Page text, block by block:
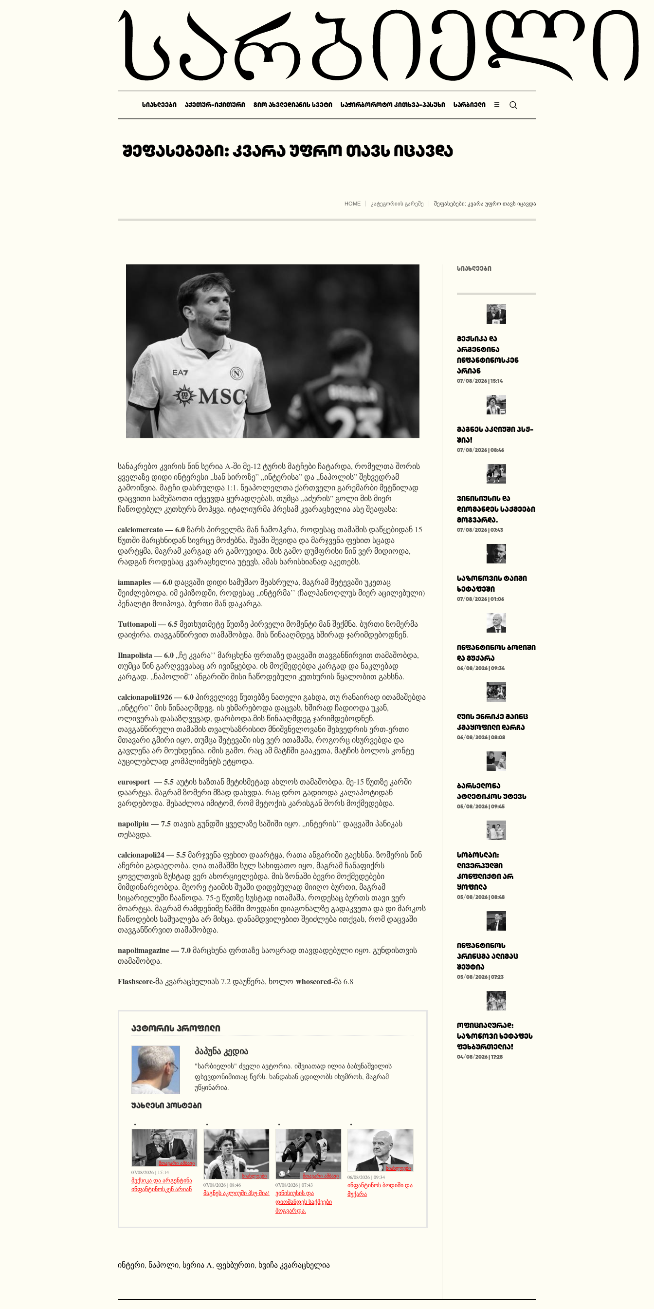
ᲡᲘᲐᲮᲚᲔᲔᲑᲘ ᲐᲥᲔᲗᲣᲠ-ᲘᲥᲘᲗᲣᲠᲘ ᲒᲘᲝ ᲐᲮᲕᲚᲔᲓᲘᲐᲜᲘᲡ ᲡᲕᲔᲢᲘ ᲡᲐᲭᲘᲠᲑᲝᲠᲝᲢᲝ ᲙᲘᲗᲮᲕᲐ-ᲞᲐᲡᲣᲮᲘ ᲡᲐᲠᲑᲘᲔᲚᲘ ☰
შეფასებები: კვარა უფრო თავს იცავდა
HOME ᲙᲐᲢᲔᲒᲝᲠᲘᲘᲡ ᲒᲐᲠᲔᲨᲔ ᲨᲔᲤᲐᲡᲔᲑᲔᲑᲘ: ᲙᲕᲐᲠᲐ ᲣᲤᲠᲝ ᲗᲐᲕᲡ ᲘᲪᲐᲕᲓᲐ
სანაკრებო კვირის წინ სერია A-ში მე-12 ტურის მატჩები ჩატარდა, რომელთა შორის
ყველაზე დიდი ინტერესი „სან სიროზე” „ინტერისა” და „ნაპოლის” შეხვედრამ
გამოიწვია. მატჩი დასრულდა 1:1. ნეაპოლელთა ქართველი გარემარბი მეტწილად
დაცვითი სამუშაოთი იქცევდა ყურადღებას, თუმცა „აძურის” გოლი მის მიერ
ჩაწოდებულ კუთხურს მოჰყვა. იტალიურმა პრესამ კვარაცხელია ასე შეაფასა:
calciomercato — 6.0ზარს პირველმა მან ჩამოჰკრა, როდესაც თამაშის დაწყებიდან 15
წუთში მარცხნიდან სივრცე მოძებნა, შუაში შევიდა და მარჯვენა ფეხით სცადა
დარტყმა, მაგრამ კარგად არ გამოუვიდა. მის გამო დუმფრისი წინ ვერ მიდიოდა,
რადგან როდესაც კვარაცხელია უტევს, ამას ხარისხიანად აკეთებს.
iamnaples — 6.0დაცვაში დიდი სამუშაო შეასრულა, მაგრამ შეტევაში უკეთაც
შეიძლებოდა. იმ ეპიზოდში, როდესაც „ინტერმა’’ (ჩალჰანოღლუს მიერ აცილებული)
პენალტი მოიპოვა, ბურთი მან დაკარგა.
Tuttonapoli — 6.5მეთხუთმეტე წუთზე პირველი მომენტი მან შექმნა. ბურთი ზომერმა
დაიჭირა. თავგანწირვით თამაშობდა. მის წინააღმდეგ ხშირად ჯარიმდებოდნენ.
Ilnapolista ― 6.0 „ჩე კვარა’’ მარცხენა ფრთაზე დაცვაში თავგანწირვით თამაშობდა,
თუმცა წინ გარღვევასაც არ ივიწყებდა. ის მოქმედებდა კარგად და ნაკლებად
კარგად. „ნაპოლიმ’’ ანგარიში მისი ჩაწოდებული კუთხურის წყალობით გახსნა.
calcionapoli1926 —6.0პირველივე წუთებზე ნათელი გახდა, თუ რანაირად ითამაშებდა
„ინტერი’’ მის წინააღმდეგ. ის ეხმარებოდა დაცვას, ხშირად ჩადიოდა უკან,
ოლივერას დასაზღვევად, დარბოდა.მის წინააღმდეგ ჯარიმდებოდნენ.
თავგანწირული თამაშის თვალსაზრისით მნიშვნელოვანი შეხვედრის ერთ-ერთი
მთავარი გმირი იყო, თუმცა შეტევაში ისე ვერ ითამაშა, როგორც ისურვებდა და
გავლენა არ მოუხდენია. იმის გამო, რაც ამ მატჩში გააკეთა, მატჩის ბოლოს კონტე
აუცილებლად კომპლიმენტს ეტყოდა.
eurosport — 5.5 აუტის ხაზთან მეტისმეტად ახლოს თამაშობდა. მე-15 წუთზე კარში
დაარტყა, მაგრამ ზომერი მზად დახვდა. რაც დრო გადიოდა კალაპოტიდან
ვარდებოდა. შესაძლოა იმიტომ, რომ მეტოქის კარისგან შორს მოქმედებდა.
napolipiu — 7.5 თავის გუნდში ყველაზე საშიში იყო. „ინტერის’’ დაცვაში პანიკას
თესავდა.
calcionapoli24 —5.5მარჯვენა ფეხით დაარტყა, რათა ანგარიში გაეხსნა. ზომერის წინ
აჩერბი გადაეღობა. ღია თამაშში სულ სახიფათო იყო, მაგრამ ჩანაფიქრს
ყოველთვის ზუსტად ვერ ახორციელებდა. მის ზონაში ბევრი მოქმედებები
მიმდინარეობდა. მეორე ტაიმის შუაში დიდებულად მიიღო ბურთი, მაგრამ
სიცარიელეში ჩააწოდა. 75-ე წუთზე სუსტად ითამაშა, როდესაც ბურთს თავი ვერ
მოარტყა, მაგრამ რამდენიმე წამში მოედანი დიაგონალზე გადაკვეთა და დი მარკოს
ჩაწოდების საშუალება არ მისცა. დანამდვილებით შეიძლება ითქვას, რომ დაცვაში
თავგანწირვით თამაშობდა.
napolimagazine — 7.0მარცხენა ფრთაზე საოცრად თავდადებული იყო. გუნდისთვის
თამაშობდა.
Flashscore-მა კვარაცხელიას 7.2 დაუწერა, ხოლო whoscored-მა 6.8
ავტორის პროფილი
ᲞᲐᲞᲣᲜᲐ ᲙᲔᲓᲘᲐ
"სარბიელის" ძველი ავტორია. იშვიათად ილია ბაბუნაშვილის
ფსევდონიმითაც წერს. ხანდახან ცდილობს იხუმროს, მაგრამ
უწყინარია.
ᲣᲐᲮᲚᲔᲡᲘ ᲞᲝᲡᲢᲔᲑᲘ
მთავარი ამბავი
07/08/2026 | 15:14
მექსიკა და არგენტინა
ინფანტინოსკენ არიან
სიახლეები
07/08/2026 | 08:46
მაგნეს აკლიუში პსჟ-შია!
მთავარი ამბავი
07/08/2026 | 07:43
ვინისიუსის და
დიომანდეს საქმეები
მოგვარდა.
სიახლეები
06/08/2026 | 09:34
ინფანტინოს ბოდიში და
მუქარა
ინტერი, ნაპოლი, სერია A, ფეხბურთი, ხვიჩა კვარაცხელია
ᲡᲘᲐᲮᲚᲔᲔᲑᲘ
მექსიკა და
არგენტინა
ინფანტინოსკენ
არიან
07/08/2026 | 15:14
მაგნეს აკლიუში პსჟ-
შია!
07/08/2026 | 08:46
ვინისიუსის და
დიომანდეს საქმეები
მოგვარდა.
07/08/2026 | 07:43
საზონოვის ტაიმი
ხეტაფეში
07/08/2026 | 01:06
ინფანტინოს ბოდიში
და მუქარა
06/08/2026 | 09:34
ლუის ენრიკე მაინც
კმაყოფილი დარჩა
06/08/2026 | 08:08
ბარსელონა
ატლეტიკოს უტევს
05/08/2026 | 09:45
სობოსლაი:
ლივერპულში
კონფლიქტი არ
ყოფილა
05/08/2026 | 08:48
ინფანტინოს
პრინცმა ალიმაც
შეუტია
05/08/2026 | 07:23
ოფიციალურად:
საზონოვი ხეტაფეს
ფეხბურთელია!
04/08/2026 | 17:28